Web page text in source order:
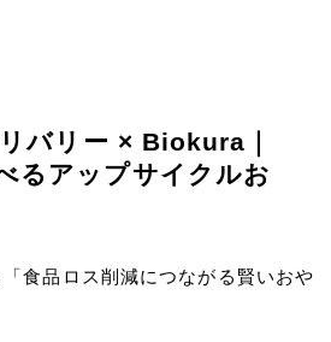
バリー × Biokura｜
るアップサイクルお
食品ロス削減につながる賢いおや